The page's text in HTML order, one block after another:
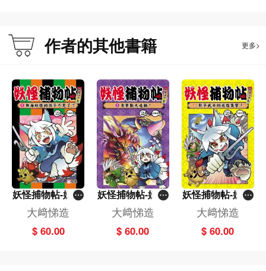
作者的其他書籍 更多>
妖怪捕物帖-妖怪
江戶篇（1）無
面妖怪的孩子不
見了？
大﨑悌造
$ 60.00
妖怪捕物帖-妖怪
江戶篇（3）食
夢獸大追捕！
大﨑悌造
$ 60.00
妖怪捕物帖-妖怪
江戶篇(4)影子武
士的夜路襲擊！
大﨑悌造
$ 60.00